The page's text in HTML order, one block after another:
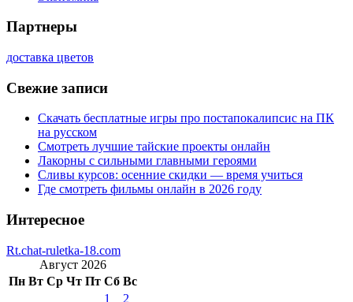
Партнеры
доставка цветов
Свежие записи
Скачать бесплатные игры про постапокалипсис на ПК
на русском
Смотреть лучшие тайские проекты онлайн
Лакорны с сильными главными героями
Сливы курсов: осенние скидки — время учиться
Где смотреть фильмы онлайн в 2026 году
Интересное
Rt.chat-ruletka-18.com
Август 2026
Пн Вт Ср Чт Пт Сб Вс
1
2